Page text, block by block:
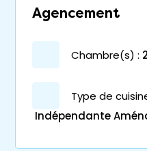
Agencement
chambre(s) : 2
Type de
Indépendante